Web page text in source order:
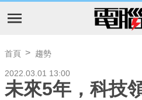
首頁 趨勢
2022.03.01 13:00
未來5年，科技